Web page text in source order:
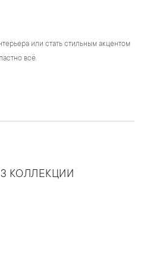
или стать стильным акцентом
всё.
КОЛЛЕКЦИИ